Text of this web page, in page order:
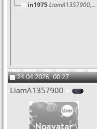
in1975LiamA1357900,...
24.04.2026, 00:27
LiamA1357900